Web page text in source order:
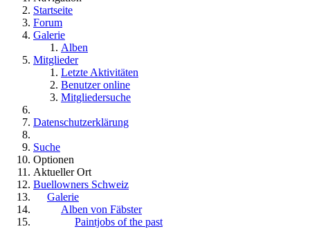
Startseite
Forum
Galerie
Alben
Mitglieder
Letzte Aktivitäten
Benutzer online
Mitgliedersuche
Datenschutzerklärung
Suche
Optionen
Aktueller Ort
Buellowners Schweiz
Galerie
Alben von Fäbster
Paintjobs of the past